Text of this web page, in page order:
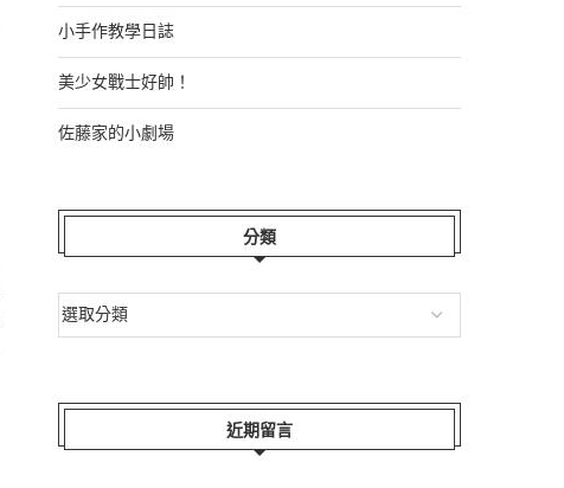
小手作教學日誌
美少女戰士好帥！
佐藤家的小劇場
分類
近期留言